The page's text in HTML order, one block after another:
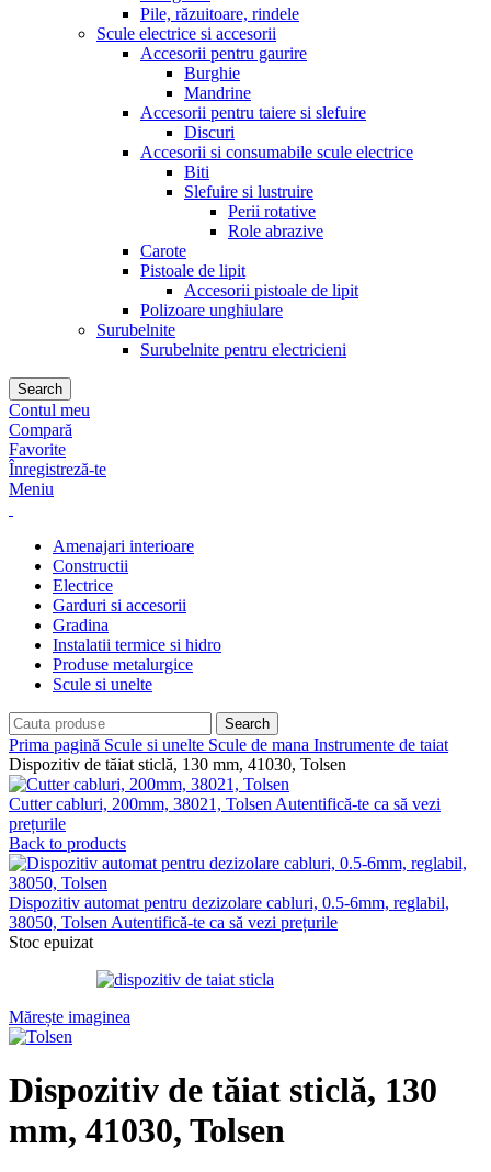
Pile, răzuitoare, rindele
Scule electrice si accesorii
Accesorii pentru gaurire
Burghie
Mandrine
Accesorii pentru taiere si slefuire
Discuri
Accesorii si consumabile scule electrice
Biti
Slefuire si lustruire
Perii rotative
Role abrazive
Carote
Pistoale de lipit
Accesorii pistoale de lipit
Polizoare unghiulare
Surubelnite
Surubelnite pentru electricieni
Search
Contul meu
Compară
Favorite
Înregistreză-te
Meniu
Amenajari interioare
Constructii
Electrice
Garduri si accesorii
Gradina
Instalatii termice si hidro
Produse metalurgice
Scule si unelte
Search
Prima pagină Scule si unelte Scule de mana Instrumente de taiat
Dispozitiv de tăiat sticlă, 130 mm, 41030, Tolsen
Cutter cabluri, 200mm, 38021, Tolsen Autentifică-te ca să vezi
prețurile
Back to products
Dispozitiv automat pentru dezizolare cabluri, 0.5-6mm, reglabil,
38050, Tolsen Autentifică-te ca să vezi prețurile
Stoc epuizat
Mărește imaginea
Dispozitiv de tăiat sticlă, 130
mm, 41030, Tolsen